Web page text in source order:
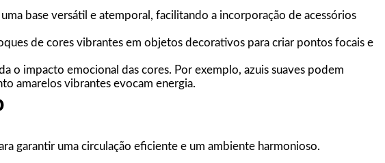
base versátil e atemporal, facilitando a incorporação de acessórios
de cores vibrantes em objetos decorativos para criar pontos focais e
o impacto emocional das cores. Por exemplo, azuis suaves podem
amarelos vibrantes evocam energia.
garantir uma circulação eficiente e um ambiente harmonioso.